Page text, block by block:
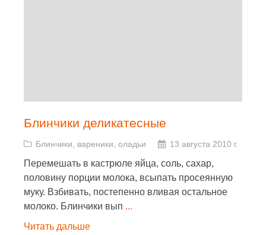
Блинчики деликатесные
Блинчики, вареники, оладьи 13 августа 2010 г.
Перемешать в кастрюле яйца, соль, сахар,
половину порции молока, всыпать просеянную
муку. Взбивать, постепенно вливая остальное
молоко. Блинчики вып ...
Читать дальше